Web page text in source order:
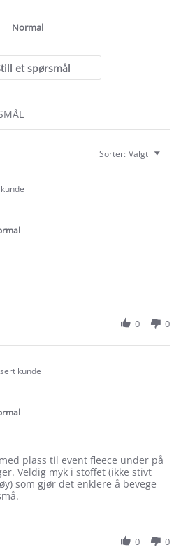
Normal
et spørsmål
Sorter: Valgt
0 0
kunde
plass til event fleece under på
Veldig myk i stoffet (ikke stivt
som gjør det enklere å bevege
0 0
SFOher⛰